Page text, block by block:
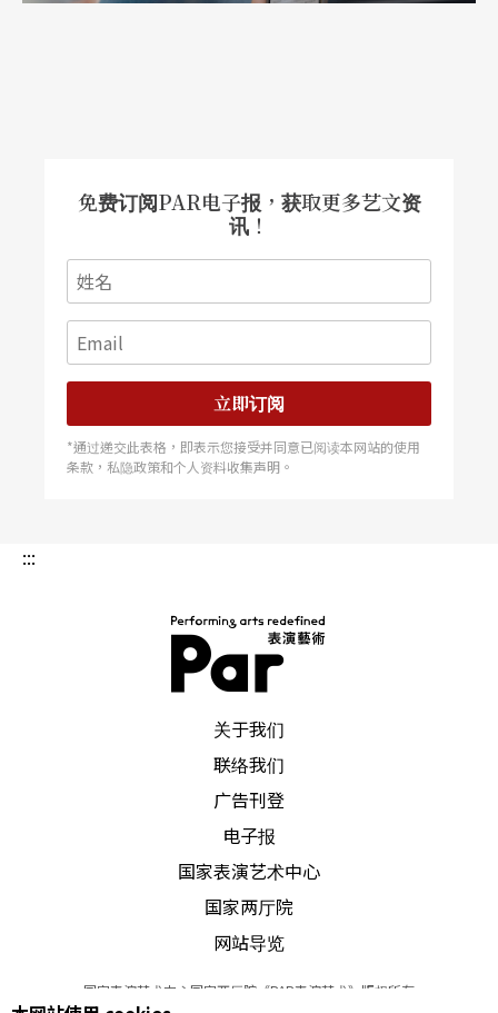
免费订阅PAR电子报，获取更多艺文资
讯！
立即订阅
*通过递交此表格，即表示您接受并同意已阅读本网站的使用
条款，私隐政策和个人资料收集声明。
:::
关于我们
联络我们
广告刊登
电子报
国家表演艺术中心
国家两厅院
网站导览
国家表演艺术中心国家两厅院《PAR表演艺术》版权所有